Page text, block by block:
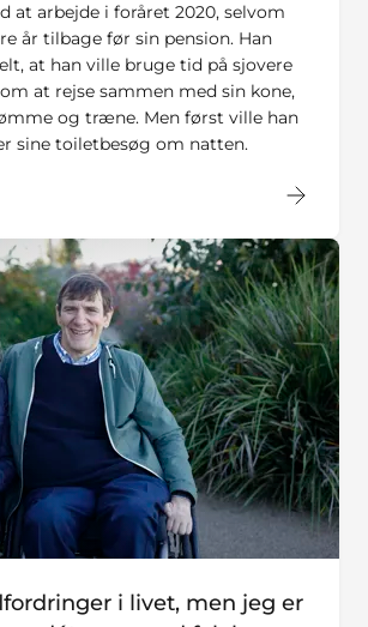
at arbejde i foråret 2020, selvom
år tilbage før sin pension. Han
at han ville bruge tid på sjovere
at rejse sammen med sin kone,
og træne. Men først ville han
sine toiletbesøg om natten.
i livet, men jeg er